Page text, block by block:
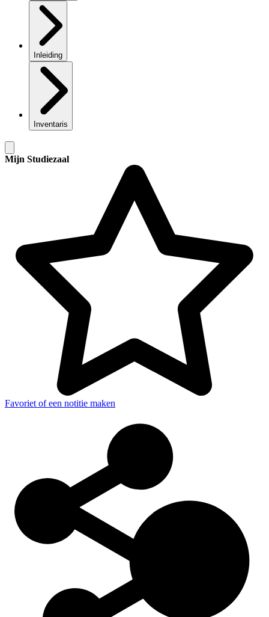
Inleiding
Inventaris
Mijn Studiezaal
Favoriet of een notitie maken